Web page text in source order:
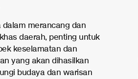
merancang dan
daerah, penting untuk
keselamatan dan
yang akan dihasilkan
budaya dan warisan